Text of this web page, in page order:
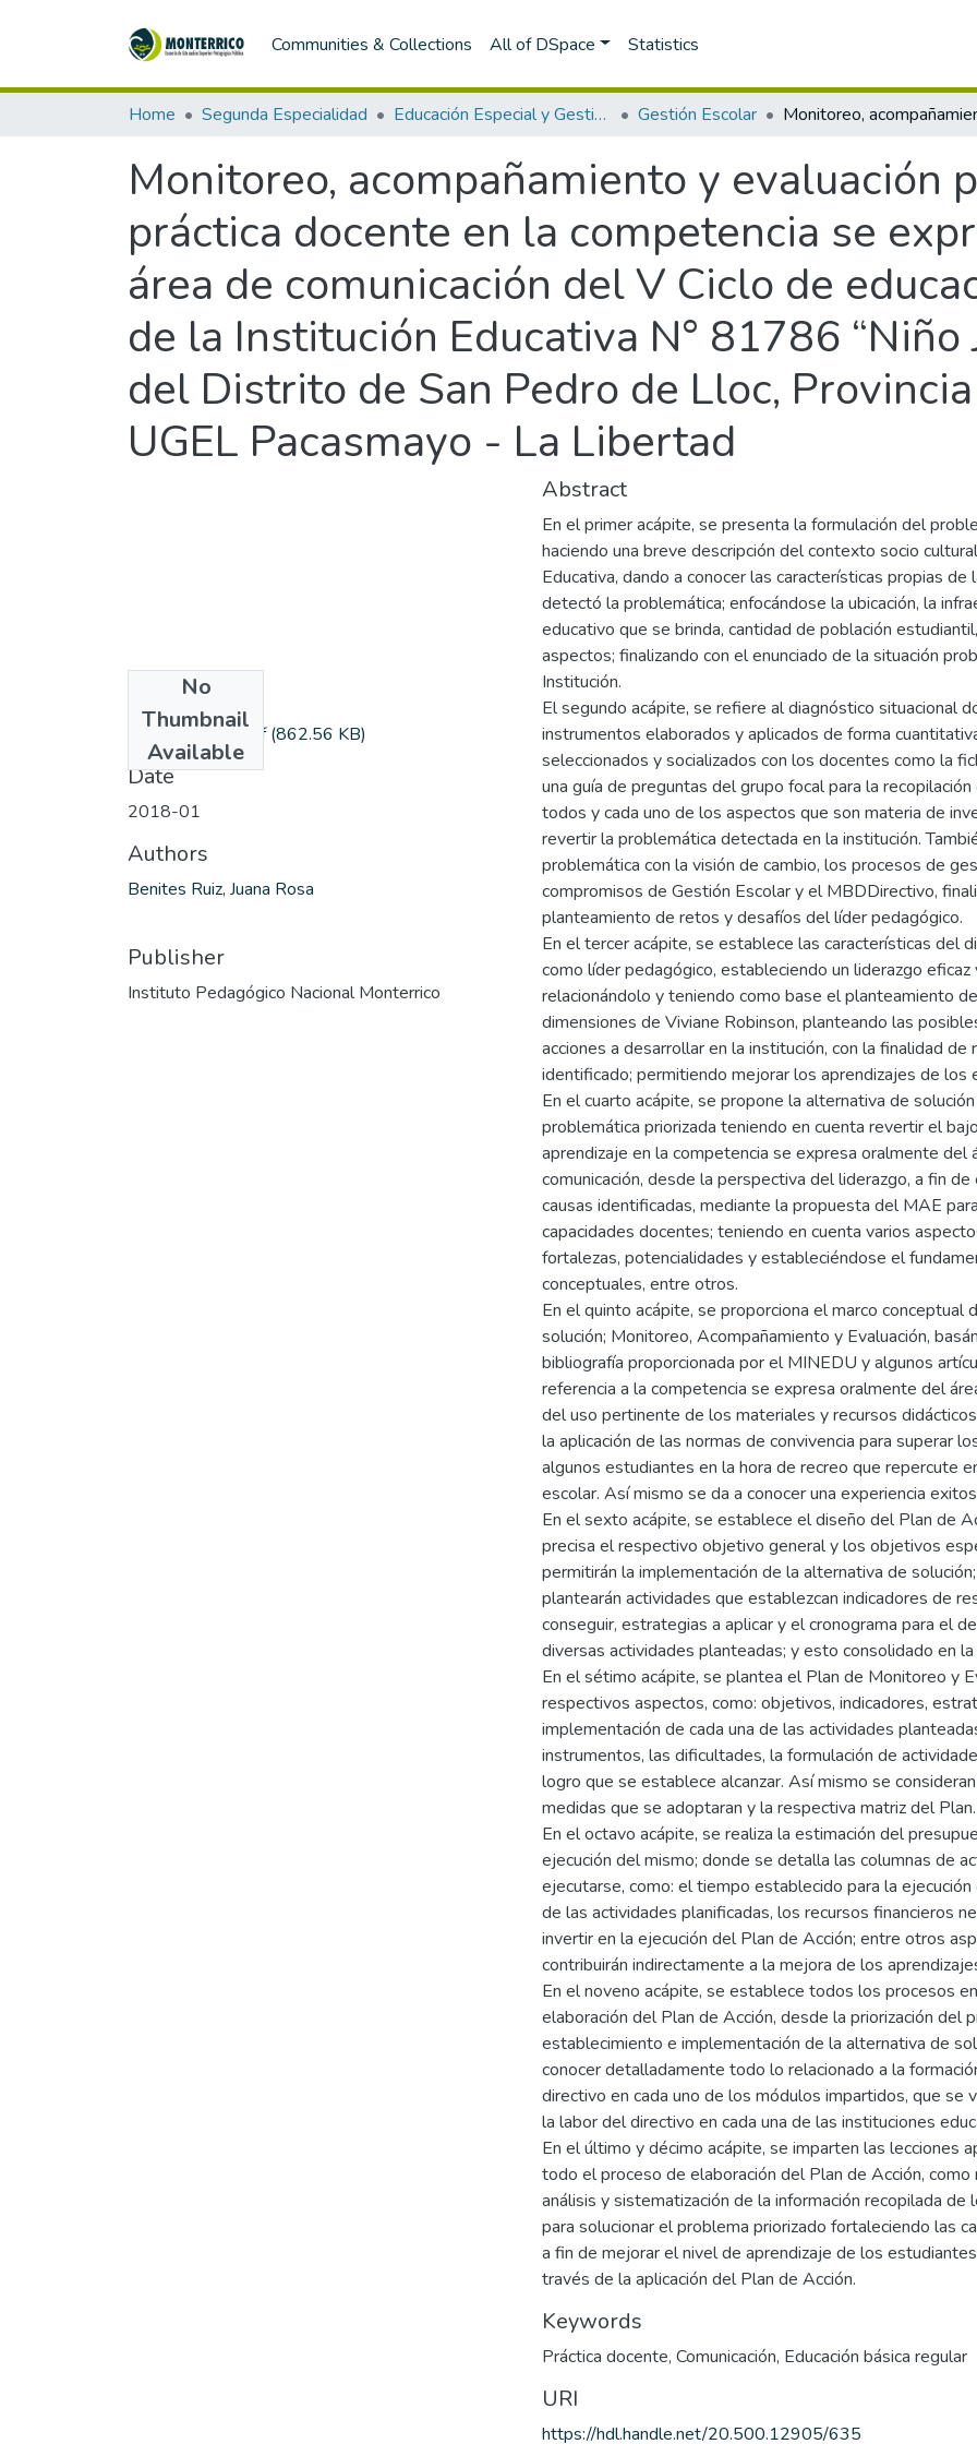
Communities & Collections All of DSpace Statistics
Home Segunda Especialidad Educación Especial y Gestión Escolar Gestión Escolar
Monitoreo, acompañamiento y evaluación
práctica docente en la competencia se
área de comunicación del V Ciclo de
de la Institución Educativa N° 81786 “Niño
del Distrito de San Pedro de Lloc,
UGEL Pacasmayo - La Libertad
No
Thumbnail
Available
benitesr_juana.pdf(862.56 KB)
Date
2018-01
Authors
Benites Ruiz, Juana Rosa
Publisher
Instituto Pedagógico Nacional Monterrico
Abstract
En el primer acápite, se presenta la formulación del
haciendo una breve descripción del contexto socio
Educativa, dando a conocer las características propias de
detectó la problemática; enfocándose la ubicación, la
educativo que se brinda, cantidad de población
aspectos; finalizando con el enunciado de la situación
Institución.
El segundo acápite, se refiere al diagnóstico situacional
instrumentos elaborados y aplicados de forma
seleccionados y socializados con los docentes como la
una guía de preguntas del grupo focal para la
todos y cada uno de los aspectos que son materia de
revertir la problemática detectada en la institución.
problemática con la visión de cambio, los procesos de
compromisos de Gestión Escolar y el MBDDirectivo,
planteamiento de retos y desafíos del líder pedagógico.
En el tercer acápite, se establece las características del
como líder pedagógico, estableciendo un liderazgo
relacionándolo y teniendo como base el planteamiento
dimensiones de Viviane Robinson, planteando las
acciones a desarrollar en la institución, con la finalidad
identificado; permitiendo mejorar los aprendizajes de los
En el cuarto acápite, se propone la alternativa de
problemática priorizada teniendo en cuenta revertir el
aprendizaje en la competencia se expresa oralmente del
comunicación, desde la perspectiva del liderazgo, a fin
causas identificadas, mediante la propuesta del MAE
capacidades docentes; teniendo en cuenta varios
fortalezas, potencialidades y estableciéndose el
conceptuales, entre otros.
En el quinto acápite, se proporciona el marco conceptual
solución; Monitoreo, Acompañamiento y Evaluación,
bibliografía proporcionada por el MINEDU y algunos
referencia a la competencia se expresa oralmente del
del uso pertinente de los materiales y recursos
la aplicación de las normas de convivencia para superar
algunos estudiantes en la hora de recreo que repercute
escolar. Así mismo se da a conocer una experiencia
En el sexto acápite, se establece el diseño del Plan de
precisa el respectivo objetivo general y los objetivos
permitirán la implementación de la alternativa de
plantearán actividades que establezcan indicadores de
conseguir, estrategias a aplicar y el cronograma para el
diversas actividades planteadas; y esto consolidado en
En el sétimo acápite, se plantea el Plan de Monitoreo y
respectivos aspectos, como: objetivos, indicadores,
implementación de cada una de las actividades
instrumentos, las dificultades, la formulación de
logro que se establece alcanzar. Así mismo se
medidas que se adoptaran y la respectiva matriz del Plan.
En el octavo acápite, se realiza la estimación del
ejecución del mismo; donde se detalla las columnas de
ejecutarse, como: el tiempo establecido para la
de las actividades planificadas, los recursos financieros
invertir en la ejecución del Plan de Acción; entre otros
contribuirán indirectamente a la mejora de los
En el noveno acápite, se establece todos los procesos
elaboración del Plan de Acción, desde la priorización del
establecimiento e implementación de la alternativa de
conocer detalladamente todo lo relacionado a la
directivo en cada uno de los módulos impartidos, que se
la labor del directivo en cada una de las instituciones
En el último y décimo acápite, se imparten las lecciones
todo el proceso de elaboración del Plan de Acción,
análisis y sistematización de la información recopilada
para solucionar el problema priorizado fortaleciendo las
a fin de mejorar el nivel de aprendizaje de los
través de la aplicación del Plan de Acción.
Keywords
Práctica docente, Comunicación, Educación básica regular
URI
https://hdl.handle.net/20.500.12905/635